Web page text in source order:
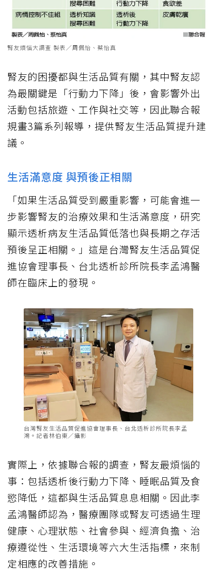
腎友煩惱大調查 製表／周佩怡、蔡怡真
腎友的困擾都與生活品質有關，其中腎友認
為最關鍵是「行動力下降」後，會影響外出
活動包括旅遊、工作與社交等，因此聯合報
規畫3篇系列報導，提供腎友生活品質提升建
議。
生活滿意度 與預後正相關
「如果生活品質受到嚴重影響，可能會進一
步影響腎友的治療效果和生活滿意度，研究
顯示透析病友生活品質低落也與長期之存活
預後呈正相關。」這是台灣腎友生活品質促
進協會理事長、台北透析診所院長李孟鴻醫
師在臨床上的發現。
台灣腎友生活品質促進協會理事長、台北透析診所院長李孟
鴻。記者林伯東／攝影
實際上，依據聯合報的調查，腎友最煩惱的
事：包括透析後行動力下降、睡眠品質及食
慾降低，這都與生活品質息息相關。因此李
孟鴻醫師認為，醫療團隊或腎友可透過生理
健康、心理狀態、社會參與、經濟負擔、治
療遵從性、生活環境等六大生活指標，來制
定相應的改善措施。